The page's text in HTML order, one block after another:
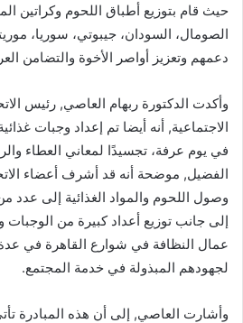
حيث قام بتوزيع أطباق اللحوم وكراتين
الصومال، السودان، جيبوتي، سوريا،
دعمهم وتعزيز أواصر الأخوة والتضامن
وأكدت الدكتورة ربهام العاصي, رئيس
الاجتماعية, أنه أيضا تم إعداد وجبات
في يوم عرفة، تجسيدًا لمعاني العطاء
الفضيل, موضحة أنه قد أشرف أعضاء
وصول اللحوم والمواد الغذائية إلى عدد
إلى جانب توزيع أعداد كبيرة من الوجبات
عمال النظافة في شوارع القاهرة في
لجهودهم المبذولة في خدمة المجتمع.
وأشارت العاصي, إلى أن هذه المبادرة